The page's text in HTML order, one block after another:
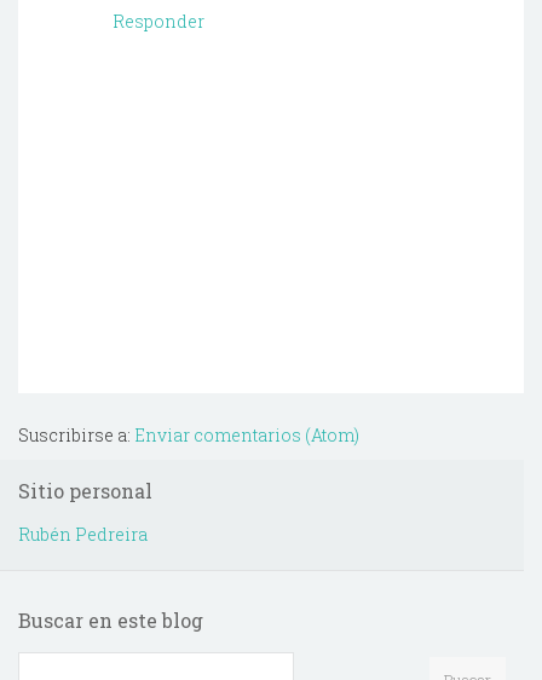
Responder
Suscribirse a: Enviar comentarios (Atom)
Sitio personal
Rubén Pedreira
Buscar en este blog